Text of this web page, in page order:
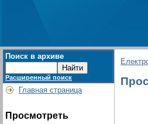
Поиск в архиве
Расширенный поиск
Главная страница
Просмотреть